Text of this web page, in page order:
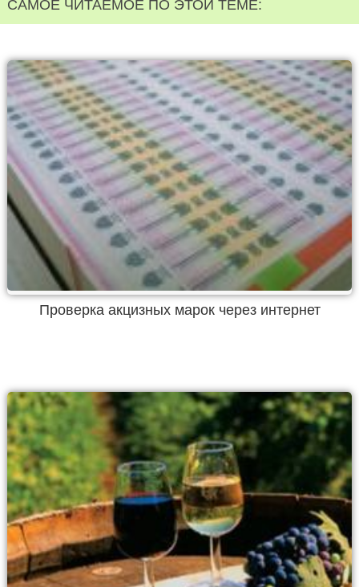
САМОЕ ЧИТАЕМОЕ ПО ЭТОЙ ТЕМЕ:
Проверка акцизных марок через интернет